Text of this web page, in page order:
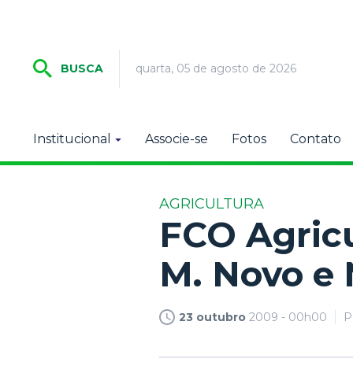
BUSCA quarta, 05 de agosto de 2026
Institucional Associe-se Fotos Contato
AGRICULTURA
FCO
M. Novo e
23 outubro 2009 - 00h00